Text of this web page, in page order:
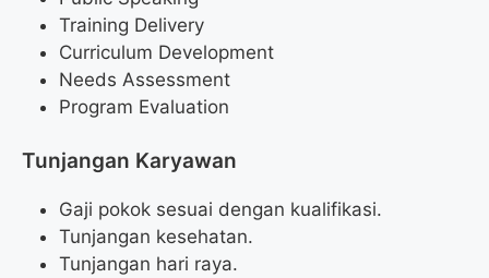
Training Delivery
Curriculum Development
Needs Assessment
Program Evaluation
Tunjangan Karyawan
Gaji pokok sesuai dengan kualifikasi.
Tunjangan kesehatan.
Tunjangan hari raya.